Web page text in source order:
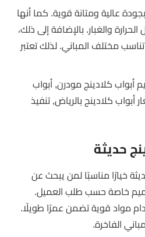
عالية ومتانة قوية. كما أنها
والغبار. بالإضافة إلى ذلك،
مختلف المباني. لذلك تعتبر
أبواب كلادينج مودرن, أبواب
أبواب كلادينج بالرياض, تنفيذ
حديثة
خيارًا مناسبًا لمن يبحث عن
خاصة حسب طلب العميل.
مواد قوية تضمن عمرًا طويلًا.
الفاخرة.